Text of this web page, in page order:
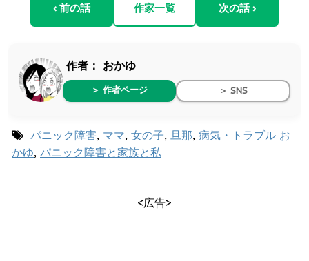
‹ 前の話 作家一覧 次の話 ›
作者： おかゆ
＞ 作者ページ ＞ SNS
パニック障害, ママ, 女の子, 旦那, 病気・トラブル お
かゆ, パニック障害と家族と私
<広告>